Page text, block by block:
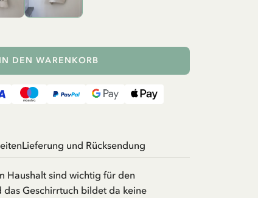
IN DEN WARENKORB
Lieferung und Rücksendung
Haushalt sind wichtig für den
das Geschirrtuch bildet da keine